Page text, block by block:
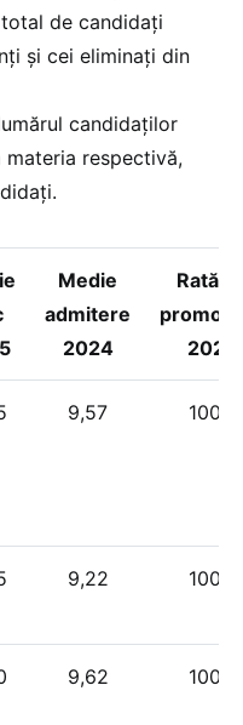
de candidați
și cei eliminați din
candidaților
respectivă,
Medie
admitere
2024
Rată
2025
9,57 100%
9,22 100%
9,62 100%